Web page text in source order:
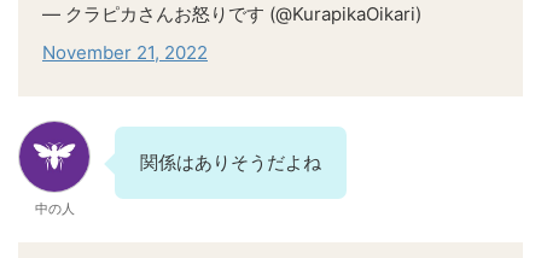
— クラピカさんお怒りです (@KurapikaOikari)
November 21, 2022
中の人
関係はありそうだよね